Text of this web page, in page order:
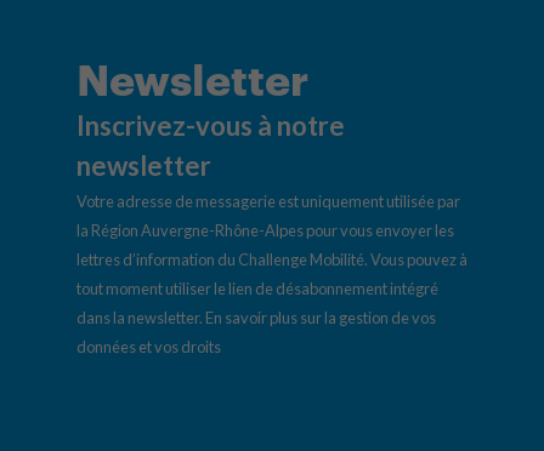
Newsletter
Inscrivez-vous à notre
newsletter
Votre adresse de messagerie est uniquement utilisée par
la Région Auvergne-Rhône-Alpes pour vous envoyer les
lettres d’information du Challenge Mobilité. Vous pouvez à
tout moment utiliser le lien de désabonnement intégré
dans la newsletter. En savoir plus sur la gestion de vos
données et vos droits